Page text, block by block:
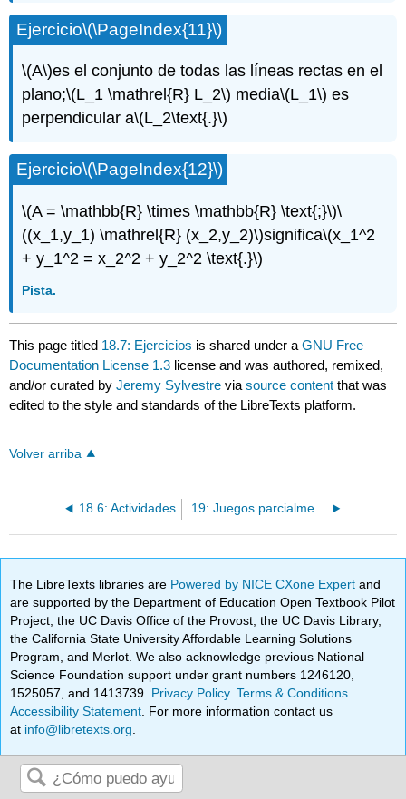
Ejercicio\(\PageIndex{11}\)
\(A\)es el conjunto de todas las líneas rectas en el
plano;\(L_1 \mathrel{R} L_2\) media\(L_1\) es
perpendicular a\(L_2\text{.}\)
Ejercicio\(\PageIndex{12}\)
\(A = \mathbb{R} \times \mathbb{R} \text{;}\)\
((x_1,y_1) \mathrel{R} (x_2,y_2)\)significa\(x_1^2
+ y_1^2 = x_2^2 + y_2^2 \text{.}\)
Pista.
This page titled 18.7: Ejercicios is shared under aGNU Free
Documentation License 1.3 license and was authored, remixed,
and/or curated byJeremy Sylvestre viasource content that was
edited to the style and standards of the LibreTexts platform.
Volver arriba
18.6: Actividades 19: Juegos parcialmente ordenados
The LibreTexts libraries are Powered by NICE CXone Expertand
are supported by the Department of Education Open Textbook Pilot
Project, the UC Davis Office of the Provost, the UC Davis Library,
the California State University Affordable Learning Solutions
Program, and Merlot. We also acknowledge previous National
Science Foundation support under grant numbers 1246120,
1525057, and 1413739. Privacy Policy.Terms & Conditions
Accessibility Statement . For more information contact us
at info@libretexts.org